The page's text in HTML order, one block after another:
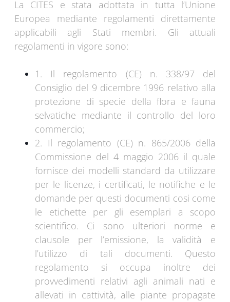
La CITES e stata adottata in tutta l’Unione
Europea mediante regolamenti direttamente
applicabili agli Stati membri. Gli attuali
regolamenti in vigore sono:
1. Il regolamento (CE) n. 338/97 del
Consiglio del 9 dicembre 1996 relativo alla
protezione di specie della flora e fauna
selvatiche mediante il controllo del loro
commercio;
2. Il regolamento (CE) n. 865/2006 della
Commissione del 4 maggio 2006 il quale
fornisce dei modelli standard da utilizzare
per le licenze, i certificati, le notifiche e le
domande per questi documenti cosi come
le etichette per gli esemplari a scopo
scientifico. Ci sono ulteriori norme e
clausole per l’emissione, la validità e
l’utilizzo di tali documenti. Questo
regolamento si occupa inoltre dei
provvedimenti relativi agli animali nati e
allevati in cattività, alle piante propagate